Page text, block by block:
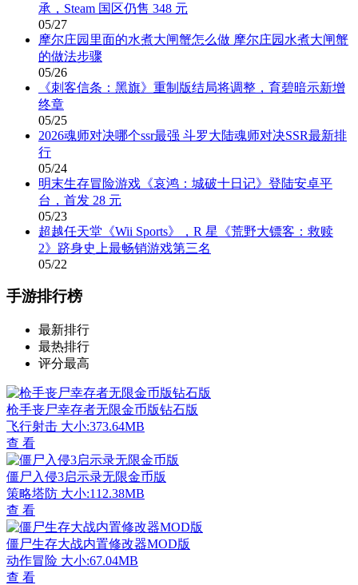
承，Steam 国区仍售 348 元
05/27
摩尔庄园里面的水煮大闸蟹怎么做 摩尔庄园水煮大闸蟹
的做法步骤
05/26
《刺客信条：黑旗》重制版结局将调整，育碧暗示新增
终章
05/25
2026魂师对决哪个ssr最强 斗罗大陆魂师对决SSR最新排
行
05/24
明末生存冒险游戏《哀鸿：城破十日记》登陆安卓平
台，首发 28 元
05/23
超越任天堂《Wii Sports》，R 星《荒野大镖客：救赎
2》跻身史上最畅销游戏第三名
05/22
手游排行榜
最新排行
最热排行
评分最高
枪手丧尸幸存者无限金币版钻石版
飞行射击 大小:373.64MB
查 看
僵尸入侵3启示录无限金币版
策略塔防 大小:112.38MB
查 看
僵尸生存大战内置修改器MOD版
动作冒险 大小:67.04MB
查 看